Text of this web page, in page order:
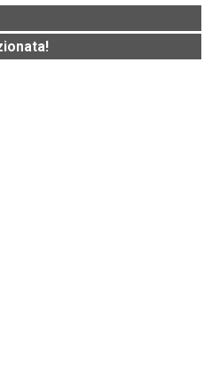
con il tempo: 20:06 (1)
con il tempo: 25:01 (3)
con il tempo: 25:45 (6)